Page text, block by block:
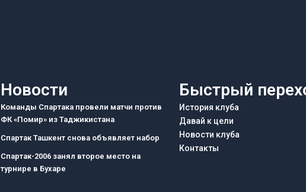
Новости
Команды Спартака провели матчи против
ФК «Помир» из Таджикистана
Спартак Ташкент снова объявляет набор
Спартак-2006 занял второе место на
турнире в Бухаре
Быстрый
История клуба
Давай к цели
Новости клуба
Контакты